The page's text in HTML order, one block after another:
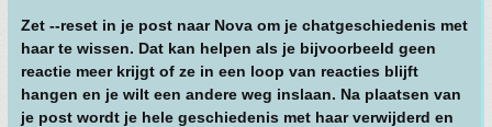
Zet --reset in je post naar Nova om je chatgeschiedenis met
haar te wissen. Dat kan helpen als je bijvoorbeeld geen
reactie meer krijgt of ze in een loop van reacties blijft
hangen en je wilt een andere weg inslaan. Na plaatsen van
je post wordt je hele geschiedenis met haar verwijderd en